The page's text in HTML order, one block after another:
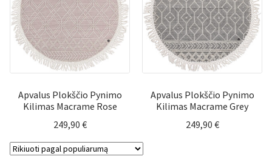
Apvalus Plokščio Pynimo
Kilimas Macrame Rose
249,90 €
Apvalus Plokščio Pynimo
Kilimas Macrame Grey
249,90 €